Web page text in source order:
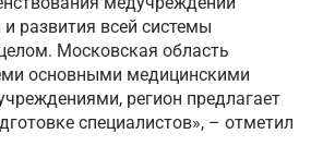
и развития всей системы
Московская область
основными медицинскими
регион предлагает
специалистов», – отметил